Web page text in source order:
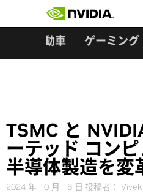
自動車 ゲーミング
TSMC と
ーテッド コン
半導体製造を変
2024 年 10 月 18 日 投稿者：